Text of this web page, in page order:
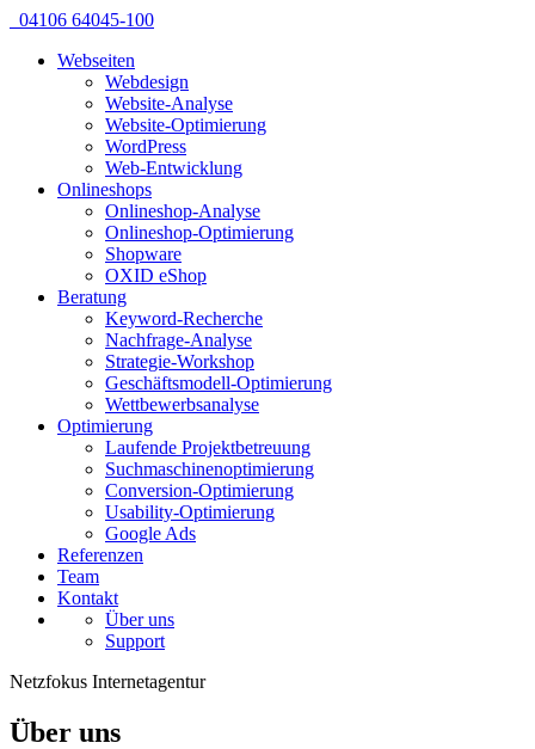
04106 64045-100
Webseiten
Webdesign
Website-Analyse
Website-Optimierung
WordPress
Web-Entwicklung
Onlineshops
Onlineshop-Analyse
Onlineshop-Optimierung
Shopware
OXID eShop
Beratung
Keyword-Recherche
Nachfrage-Analyse
Strategie-Workshop
Geschäftsmodell-Optimierung
Wettbewerbsanalyse
Optimierung
Laufende Projektbetreuung
Suchmaschinenoptimierung
Conversion-Optimierung
Usability-Optimierung
Google Ads
Referenzen
Team
Kontakt
Über uns
Support
Netzfokus Internetagentur
Über uns